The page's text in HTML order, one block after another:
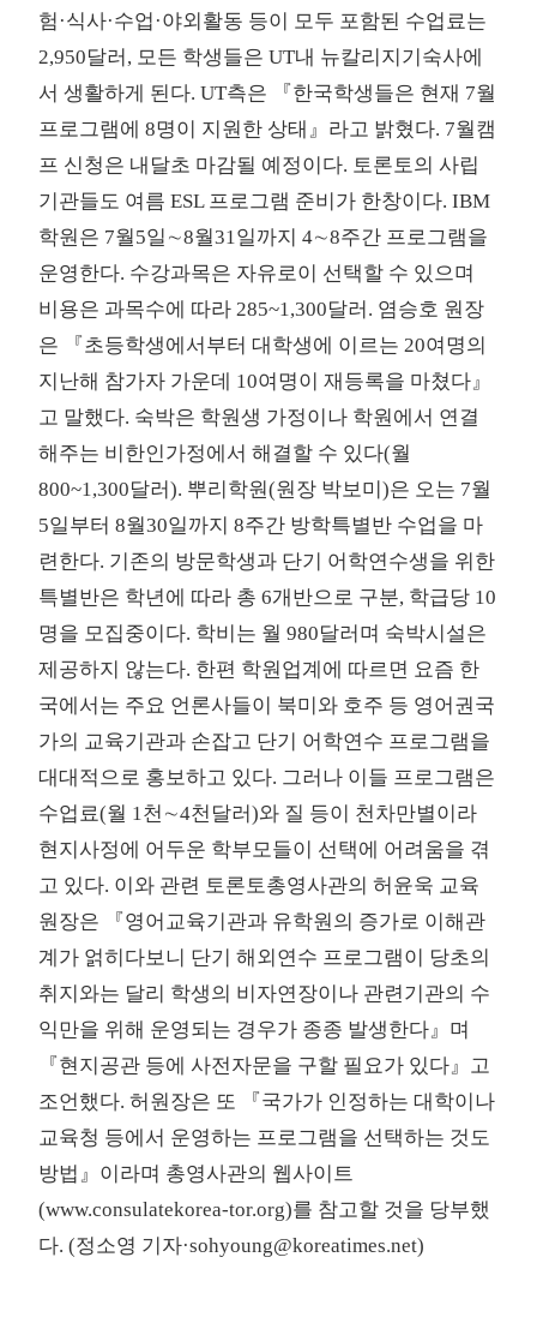
험·식사·수업·야외활동 등이 모두 포함된 수업료는
2,950달러, 모든 학생들은 UT내 뉴칼리지기숙사에
서 생활하게 된다. UT측은 『한국학생들은 현재 7월
프로그램에 8명이 지원한 상태』라고 밝혔다. 7월캠
프 신청은 내달초 마감될 예정이다. 토론토의 사립
기관들도 여름 ESL 프로그램 준비가 한창이다. IBM
학원은 7월5일∼8월31일까지 4∼8주간 프로그램을
운영한다. 수강과목은 자유로이 선택할 수 있으며
비용은 과목수에 따라 285~1,300달러. 염승호 원장
은 『초등학생에서부터 대학생에 이르는 20여명의
지난해 참가자 가운데 10여명이 재등록을 마쳤다』
고 말했다. 숙박은 학원생 가정이나 학원에서 연결
해주는 비한인가정에서 해결할 수 있다(월
800~1,300달러). 뿌리학원(원장 박보미)은 오는 7월
5일부터 8월30일까지 8주간 방학특별반 수업을 마
련한다. 기존의 방문학생과 단기 어학연수생을 위한
특별반은 학년에 따라 총 6개반으로 구분, 학급당 10
명을 모집중이다. 학비는 월 980달러며 숙박시설은
제공하지 않는다. 한편 학원업계에 따르면 요즘 한
국에서는 주요 언론사들이 북미와 호주 등 영어권국
가의 교육기관과 손잡고 단기 어학연수 프로그램을
대대적으로 홍보하고 있다. 그러나 이들 프로그램은
수업료(월 1천∼4천달러)와 질 등이 천차만별이라
현지사정에 어두운 학부모들이 선택에 어려움을 겪
고 있다. 이와 관련 토론토총영사관의 허윤욱 교육
원장은 『영어교육기관과 유학원의 증가로 이해관
계가 얽히다보니 단기 해외연수 프로그램이 당초의
취지와는 달리 학생의 비자연장이나 관련기관의 수
익만을 위해 운영되는 경우가 종종 발생한다』며
『현지공관 등에 사전자문을 구할 필요가 있다』고
조언했다. 허원장은 또 『국가가 인정하는 대학이나
교육청 등에서 운영하는 프로그램을 선택하는 것도
방법』이라며 총영사관의 웹사이트
(www.consulatekorea-tor.org)를 참고할 것을 당부했
다. (정소영 기자·sohyoung@koreatimes.net)